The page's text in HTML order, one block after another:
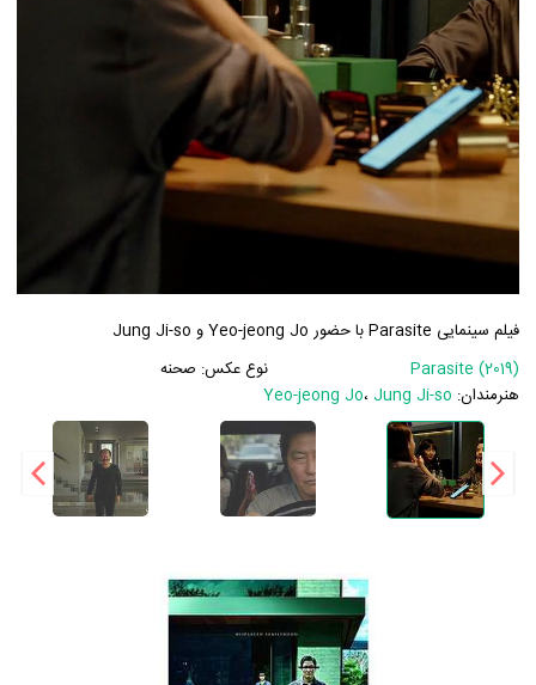
فیلم سینمایی Parasite با حضور Yeo-jeong Jo و Jung Ji-so
Parasite (2019)
نوع عکس: صحنه
هنرمندان:
Yeo-jeong Jo، Jung Ji-so